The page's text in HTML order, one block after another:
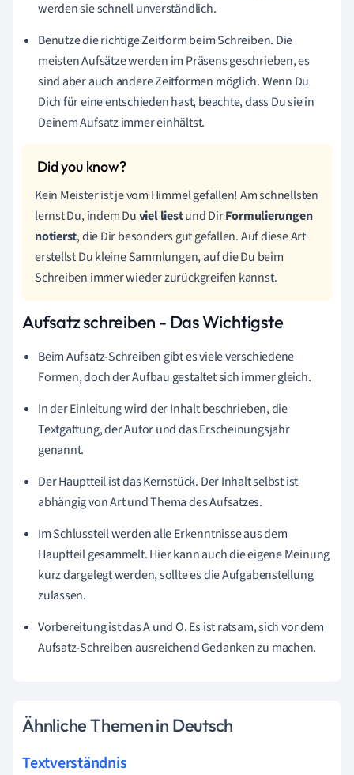
werden sie schnell unverständlich.
Benutze die richtige Zeitform beim Schreiben. Die
meisten Aufsätze werden im Präsens geschrieben, es
sind aber auch andere Zeitformen möglich. Wenn Du
Dich für eine entschieden hast, beachte, dass Du sie in
Deinem Aufsatz immer einhältst.
Kein Meister ist je vom Himmel gefallen! Am schnellsten
lernst Du, indem Duvielliestund DirFormulierungen
notierst, die Dir besonders gut gefallen. Auf diese Art
erstellst Du kleine Sammlungen, auf die Du beim
Schreiben immer wieder zurückgreifen kannst.
Aufsatz schreiben - Das Wichtigste
Beim Aufsatz-Schreiben gibt es viele verschiedene
Formen, doch der Aufbau gestaltet sich immer gleich.
In der Einleitung wird der Inhalt beschrieben, die
Textgattung, der Autor und das Erscheinungsjahr
genannt.
Der Hauptteil ist das Kernstück. Der Inhalt selbst ist
abhängig von Art und Thema des Aufsatzes.
Im Schlussteil werden alle Erkenntnisse aus dem
Hauptteil gesammelt. Hier kann auch die eigene Meinung
kurz dargelegt werden, sollte es die Aufgabenstellung
zulassen.
Vorbereitung ist das A und O. Es ist ratsam, sich vor dem
Aufsatz-Schreiben ausreichend Gedanken zu machen.
Ähnliche Themen in Deutsch
Textverständnis